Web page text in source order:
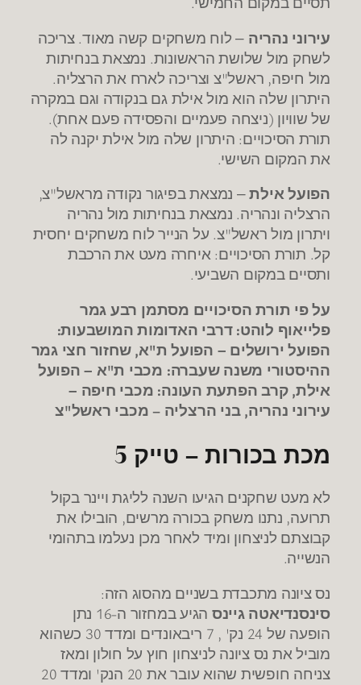
עירוני נהריה – לוח משחקים קשה מאוד.צריכה
לשחק מול שלושת הראשונות. נמצאת בנחיתות
מול חיפה, ראשל"צ וצריכה לארח את הרצליה.
היתרון שלה הוא מול אילת גם בנקודה וגם במקרה
של שוויון (ניצחה פעמיים והפסידה פעם אחת).
תורת הסיכויים: היתרון שלה מול אילת יקנה לה
את המקום השישי.
הפועל אילת– נמצאת בפיגור נקודה מראשל"צ,
הרצליה ונהריה. נמצאת בנחיתות מול נהריה
ויתרון מול ראשל"צ. על הנייר לוח משחקים יחסית
קל. תורת הסיכויים:איחרה מעט את הרכבת
ותסיים במקום השביעי.
על פי תורת הסיכויים מסתמן רבע גמר
פלייאוף לוהט:דרבי האדומות המושבעות:
הפועל ירושלים – הפועל ת"א,שחזור חצי גמר
ההיסטורי משנה שעברה: מכבי ת"א – הפועל
אילת,קרב הפתעת העונה: מכבי חיפה –
עירוני נהריה,בני הרצליה– מכבי ראשל"צ
מכת בכורות – טייק 5
לא מעט שחקנים הגיעו השנה לליגת ויינר בקול
תרועה, נתנו משחק בכורה מרשים, הובילו את
קבוצתם לניצחון ומיד לאחר מכן נעלמו בתהומי
הנשייה.
נס ציונה מתכבדת בשניים מהסוג הזה:
סינסנדיאטה גיינס הגיע במחזור ה-16
נתן
הופעה של 24 נק' , 7 ריבאונדים ומדד 30 כשהוא
מוביל את נס ציונה לניצחון חוץ על חולון ומאז
צניחה חופשית שהוא עובר את 20 הנק' ומדד 20